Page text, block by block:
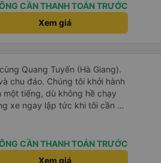
CẦN THANH TOÁN TRƯỚC
Xem giá
Quang Tuyến (Hà Giang).
chu đáo. Chúng tôi khởi hành
một tiếng, dù không hề chạy
xe ngay lập tức khi tôi cần đi
tôi cảm thấy hoàn toàn an
CẦN THANH TOÁN TRƯỚC
Xem giá